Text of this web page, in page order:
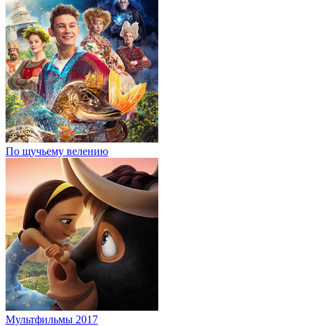
По щучьему велению
Мультфильмы 2017